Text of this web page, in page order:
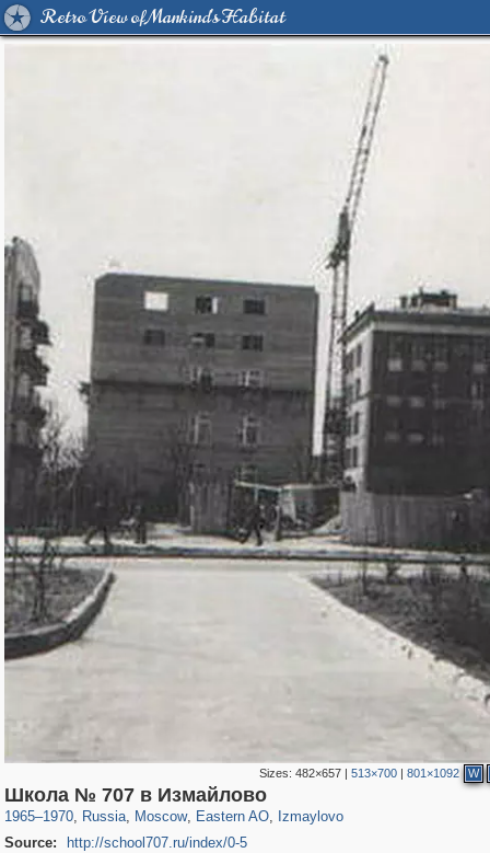
Retro View of Mankind's Habitat
Sizes: 482×657| 513×700| 801×1092 W
Школа № 707 в Измайлово
1965–1970, Russia
1,405,755 29,243
, Moscow
319,716 8,286
, Eastern AO
20,915 306
, Izmaylovo
3,432
Source:
http://school707.ru/index/0-5